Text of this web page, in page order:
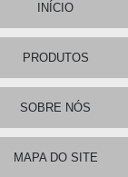
INÍCIO
PRODUTOS
SOBRE NÓS
MAPA DO SITE